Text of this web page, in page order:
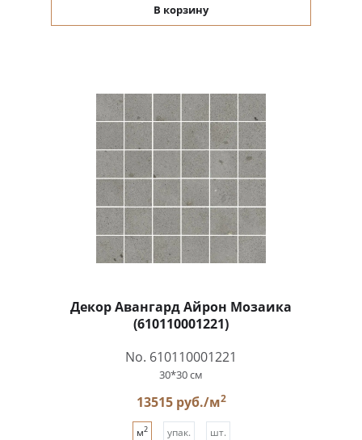
В корзину
Декор Авангард Айрон Мозаика
(610110001221)
No. 610110001221
30*30 см
13515 руб./м2
м2 упак. шт.